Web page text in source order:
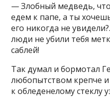
— Злобный медведь,
едем к папе, а ты
его никогда не
люди не убили тебя
саблей!
Так думал и бормотал
любопытством крепче
к обледенелому стеклу